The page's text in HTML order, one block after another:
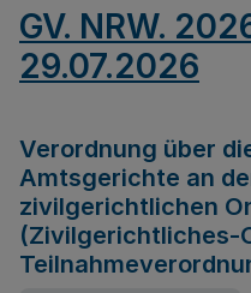
GV. NRW.
29.07.2026
Verordnung über
Amtsgerichte an
zivilgerichtlichen
(Zivilgerichtliches-